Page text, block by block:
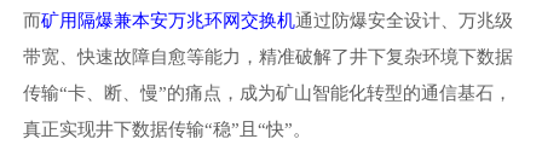
而矿用隔爆兼本安万兆环网交换机通过防爆安全设计、万兆级
带宽、快速故障自愈等能力，精准破解了井下复杂环境下数据
传输“卡、断、慢”的痛点 ， 成为矿山智能化转型的通信基石，
真正实现井下数据传输“稳”且“快”。